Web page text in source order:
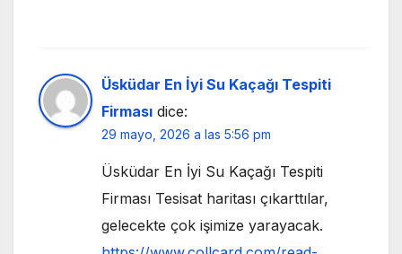
Üsküdar En İyi Su Kaçağı Tespiti
Firması dice:
29 mayo, 2026 a las 5:56 pm
Üsküdar En İyi Su Kaçağı Tespiti
Firması Tesisat haritası çıkarttılar,
gelecekte çok işimize yarayacak.